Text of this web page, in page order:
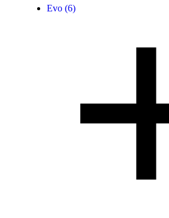
Evo (6)